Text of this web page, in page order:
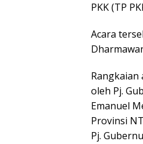
PKK (TP
Acara
Rangkaian
oleh Pj.
Emanuel
Provinsi
Pj.